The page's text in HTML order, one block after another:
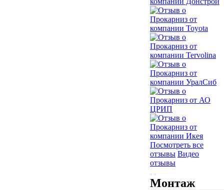
Посмотреть все
отзывы Видео
отзывы
Монтаж